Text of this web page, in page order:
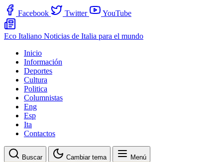
Facebook Twitter YouTube
Eco Italiano Noticias de Italia para el mundo
Inicio
Información
Deportes
Cultura
Politica
Columnistas
Eng
Esp
Ita
Contactos
Buscar Cambiar tema Menú